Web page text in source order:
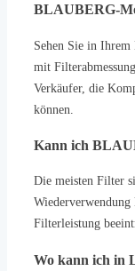
BLAUBERG-
Sehen Sie in Ihrem
mit
Verkäufer, die
können.
Kann ich
Die meisten Filter
Filterleistung
Wo kann ich in